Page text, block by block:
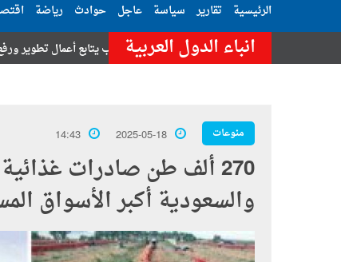
الرئيسية تقارير سياسة عاجل حوادث رياضة
انباء الدول العربية
رئيس حي السيدة زينب يتابع أعمال تطوير ورفع كفاءة شارعي
منوعات 2025-05-18
14:43
270 ألف طن صادرات
والسعودية أكبر الأسواق